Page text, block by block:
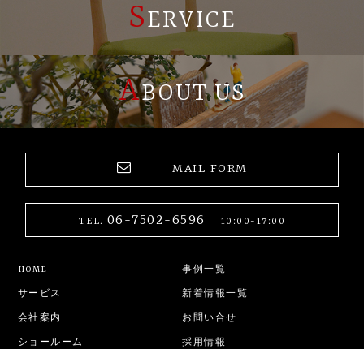
SERVICE
ABOUT US
MAIL FORM
TEL. 06-7502-6596 10:00-17:00
HOME
サービス
会社案内
ショールーム
事例一覧
新着情報一覧
お問い合せ
採用情報